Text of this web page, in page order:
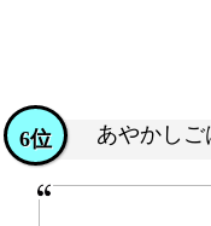
あやかしご
6位